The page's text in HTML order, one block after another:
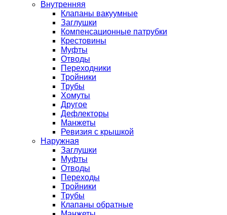
Внутренняя
Клапаны вакуумные
Заглушки
Компенсационные патрубки
Крестовины
Муфты
Отводы
Переходники
Тройники
Трубы
Хомуты
Другое
Дефлекторы
Манжеты
Ревизия с крышкой
Наружная
Заглушки
Муфты
Отводы
Переходы
Тройники
Трубы
Клапаны обратные